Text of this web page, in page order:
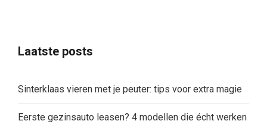
Laatste posts
Sinterklaas vieren met je peuter: tips voor extra magie
Eerste gezinsauto leasen? 4 modellen die écht werken